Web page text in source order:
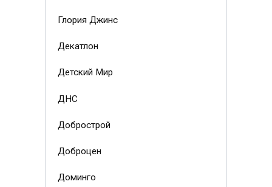
Глория Джинс
Декатлон
Детский Мир
ДНС
Добрострой
Доброцен
Доминго